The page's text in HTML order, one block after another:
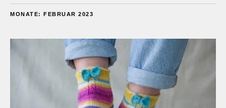
MONATE: FEBRUAR 2023